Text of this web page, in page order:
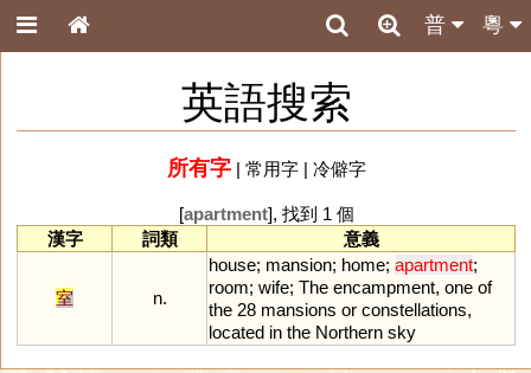
粵
普
英語搜索
所有字| 常用字| 冷僻字
[apartment], 找到 1 個
漢字
詞類 意義
室 n.
house; mansion; home; apartment;
room; wife; The encampment, one of
the 28 mansions or constellations,
located in the Northern sky